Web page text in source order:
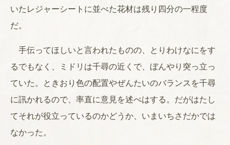
いたレジャーシートに並べた花材は残り四分の一程度
だ。
手伝ってほしいと言われたものの、とりわけなにをす
るでもなく、ミドリは千尋の近くで、ぼんやり突っ立っ
ていた。ときおり色の配置やぜんたいのバランスを千尋
に訊かれるので、率直に意見を述べはする。だがはたし
てそれが役立っているのかどうか、いまいちさだかでは
なかった。